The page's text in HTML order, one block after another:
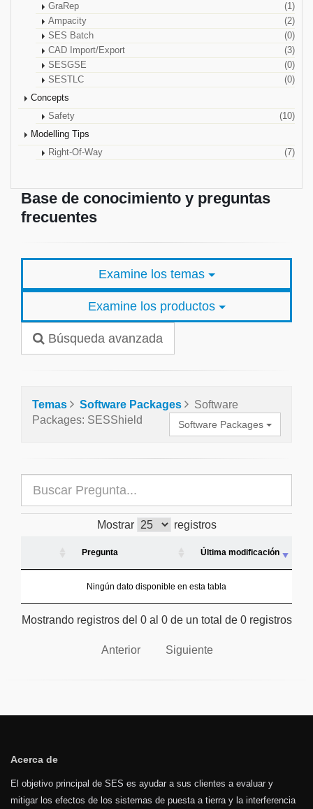
GraRep
(1)
Ampacity
(2)
SES Batch
(0)
CAD Import/Export
(3)
SESGSE
(0)
SESTLC
(0)
Concepts
Safety
(10)
Modelling Tips
Right-Of-Way
(7)
Base de conocimiento y preguntas
frecuentes
Examine los temas
Examine los productos
Búsqueda avanzada
Temas Software Packages
Software
Packages: SESShield
Software Packages
Mostrar registros
Pregunta Última modificación
Ningún dato disponible en esta tabla
Mostrando registros del 0 al 0 de un total de 0 registros
Anterior Siguiente
Acerca de
El objetivo principal de SES es ayudar a sus clientes a evaluar y
mitigar los efectos de los sistemas de puesta a tierra y la interferencia